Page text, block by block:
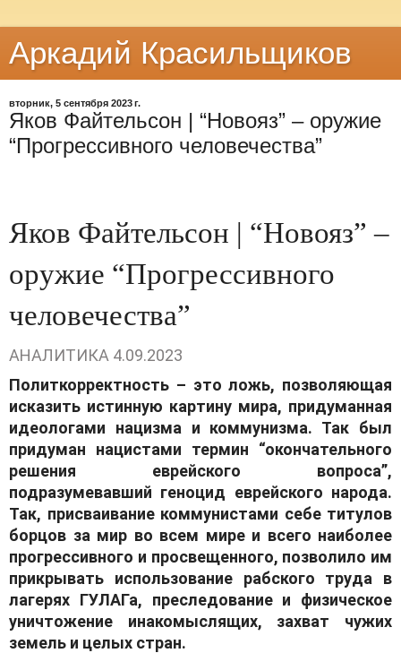
Аркадий Красильщиков
вторник, 5 сентября 2023 г.
Яков Файтельсон | “Новояз” – оружие
“Прогрессивного человечества”
Яков Файтельсон | “Новояз” –
оружие “Прогрессивного
человечества”
АНАЛИТИКА 4.09.2023
Политкорректность – это ложь, позволяющая
исказить истинную картину мира, придуманная
идеологами нацизма и коммунизма. Так был
придуман нацистами термин “окончательного
решения еврейского вопроса”,
подразумевавший геноцид еврейского народа.
Так, присваивание коммунистами себе титулов
борцов за мир во всем мире и всего наиболее
прогрессивного и просвещенного, позволило им
прикрывать использование рабского труда в
лагерях ГУЛАГа, преследование и физическое
уничтожение инакомыслящих, захват чужих
земель и целых стран.